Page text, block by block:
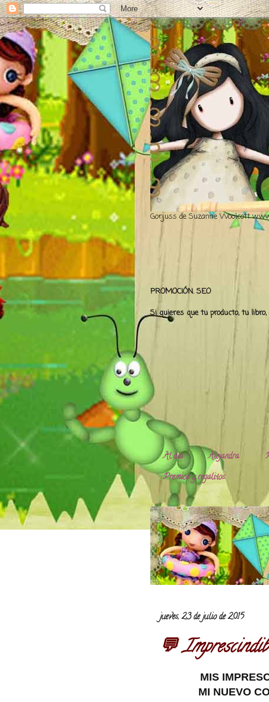
Gorjuss de Suzanne Woolcott
PROMOCIÓN. SEO
Si quieres que tu producto, tu libro,
Al día Alejandra.
Premios y regalitos.
jueves, 23 de julio de 2015
💬
MIS
MI NUEVO